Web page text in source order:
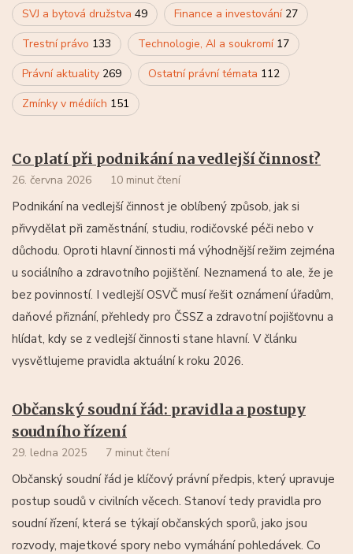
SVJ a bytová družstva 49 Finance a investování 27
Trestní právo 133 Technologie, AI a soukromí 17
Právní aktuality 269 Ostatní právní témata 112
Zmínky v médiích 151
Co platí při podnikání na vedlejší činnost?
26. června 2026 10 minut čtení
Podnikání na vedlejší činnost je oblíbený způsob, jak si
přivydělat při zaměstnání, studiu, rodičovské péči nebo v
důchodu. Oproti hlavní činnosti má výhodnější režim zejména
u sociálního a zdravotního pojištění. Neznamená to ale, že je
bez povinností. I vedlejší OSVČ musí řešit oznámení úřadům,
daňové přiznání, přehledy pro ČSSZ a zdravotní pojišťovnu a
hlídat, kdy se z vedlejší činnosti stane hlavní. V článku
vysvětlujeme pravidla aktuální k roku 2026.
Občanský soudní řád: pravidla a postupy
soudního řízení
29. ledna 2025 7 minut čtení
Občanský soudní řád je klíčový právní předpis, který upravuje
postup soudů v civilních věcech. Stanoví tedy pravidla pro
soudní řízení, která se týkají občanských sporů, jako jsou
rozvody, majetkové spory nebo vymáhání pohledávek. Co